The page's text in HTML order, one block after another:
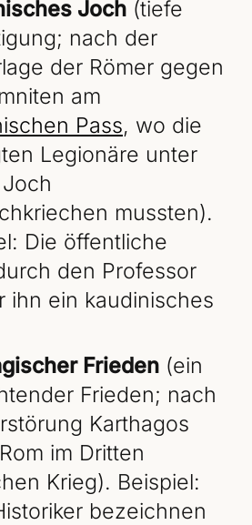
Joch(tiefe
nach der
der Römer gegen
am
Pass, wo die
Legionäre unter
mussten).
Die öffentliche
den Professor
ihn ein kaudinisches
Frieden(ein
Frieden; nach
Karthagos
im Dritten
Krieg). Beispiel:
bezeichnen